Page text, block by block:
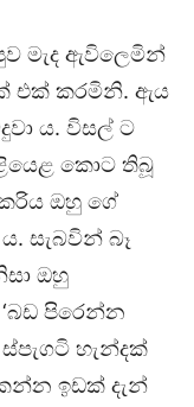
මැද ඇවිලෙමින්
එක් කරමිනි. ඇය
ය. විසල් ට
කොට තිබූ
ඔහු ගේ
සැබවින් බෑ
ඔහු
පිරෙන්න
හැන්දක්
ඉඩක් දැන්